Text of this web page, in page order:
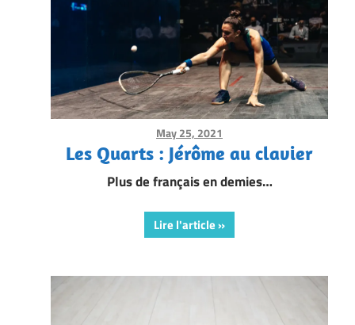
May 25, 2021
Les Quarts : Jérôme au clavier
Plus de français en demies…
Lire l'article